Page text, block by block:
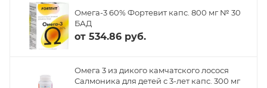
Омега-3 60% Фортевит капс. 800 мг № 30
БАД
от 534.86 руб.
Омега 3 из дикого камчатского лосося
Салмоника для детей с 3-лет капс. 300 мг